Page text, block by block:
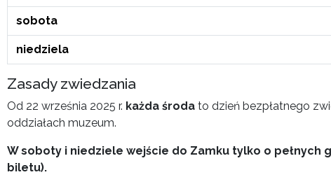
sobota
niedziela
Zasady zwiedzania
Od 22 września 2025 r. każda środa to dzień bezpłatnego
oddziałach muzeum.
W soboty i niedziele wejście do Zamku tylko o pełnych
biletu).